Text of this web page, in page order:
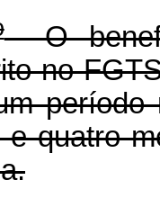
O
no
período
e quatro